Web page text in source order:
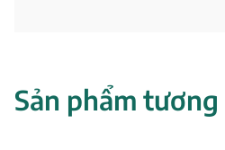
Sản phẩm